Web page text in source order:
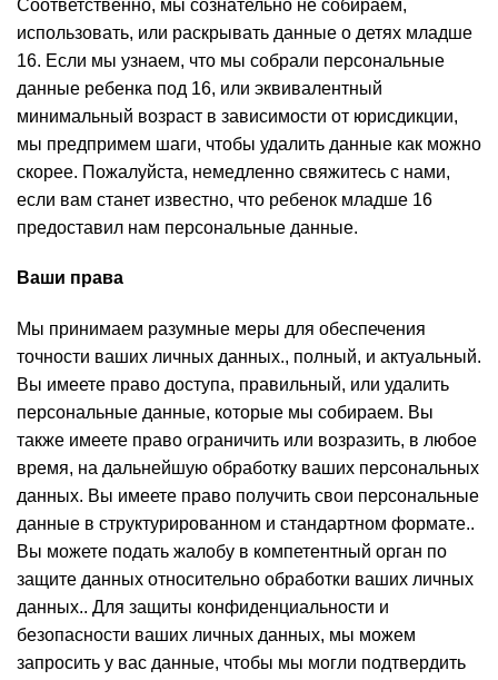
Соответственно, мы сознательно не собираем,
использовать, или раскрывать данные о детях младше
16. Если мы узнаем, что мы собрали персональные
данные ребенка под 16, или эквивалентный
минимальный возраст в зависимости от юрисдикции,
мы предпримем шаги, чтобы удалить данные как можно
скорее. Пожалуйста, немедленно свяжитесь с нами,
если вам станет известно, что ребенок младше 16
предоставил нам персональные данные.
Ваши права
Мы принимаем разумные меры для обеспечения
точности ваших личных данных., полный, и актуальный.
Вы имеете право доступа, правильный, или удалить
персональные данные, которые мы собираем. Вы
также имеете право ограничить или возразить, в любое
время, на дальнейшую обработку ваших персональных
данных. Вы имеете право получить свои персональные
данные в структурированном и стандартном формате..
Вы можете подать жалобу в компетентный орган по
защите данных относительно обработки ваших личных
данных.. Для защиты конфиденциальности и
безопасности ваших личных данных, мы можем
запросить у вас данные, чтобы мы могли подтвердить